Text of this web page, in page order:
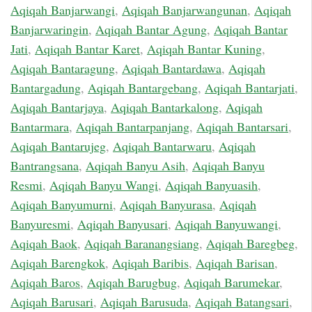
Aqiqah Banjarwangi, Aqiqah Banjarwangunan, Aqiqah
Banjarwaringin, Aqiqah Bantar Agung, Aqiqah Bantar
Jati, Aqiqah Bantar Karet, Aqiqah Bantar Kuning,
Aqiqah Bantaragung, Aqiqah Bantardawa, Aqiqah
Bantargadung, Aqiqah Bantargebang, Aqiqah Bantarjati,
Aqiqah Bantarjaya, Aqiqah Bantarkalong, Aqiqah
Bantarmara, Aqiqah Bantarpanjang, Aqiqah Bantarsari,
Aqiqah Bantarujeg, Aqiqah Bantarwaru, Aqiqah
Bantrangsana, Aqiqah Banyu Asih, Aqiqah Banyu
Resmi, Aqiqah Banyu Wangi, Aqiqah Banyuasih,
Aqiqah Banyumurni, Aqiqah Banyurasa, Aqiqah
Banyuresmi, Aqiqah Banyusari, Aqiqah Banyuwangi,
Aqiqah Baok, Aqiqah Baranangsiang, Aqiqah Baregbeg,
Aqiqah Barengkok, Aqiqah Baribis, Aqiqah Barisan,
Aqiqah Baros, Aqiqah Barugbug, Aqiqah Barumekar,
Aqiqah Barusari, Aqiqah Barusuda, Aqiqah Batangsari,